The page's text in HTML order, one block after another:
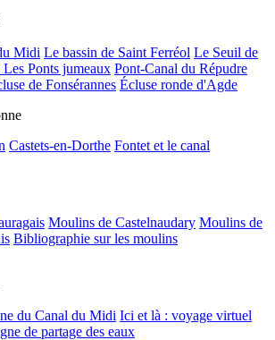
Midi Le bassin de Saint Ferréol Le Seuil de
Ponts jumeaux Pont-Canal du Répudre
de Fonsérannes Écluse ronde d'Agde
Castets-en-Dorthe Fontet et le canal
Moulins de Castelnaudary Moulins de
Bibliographie sur les moulins
du Canal du Midi Ici et là : voyage virtuel
de partage des eaux